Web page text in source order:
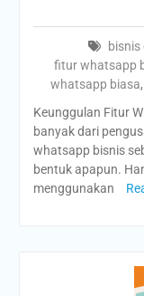
fitur whatsapp
whatsapp biasa
Keunggulan Fitur
banyak dari
whatsapp bisnis
bentuk apapun.
menggunakan